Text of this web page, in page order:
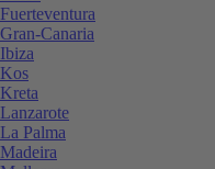
Fuerteventura
Gran-Canaria
Ibiza
Kos
Kreta
Lanzarote
La Palma
Madeira